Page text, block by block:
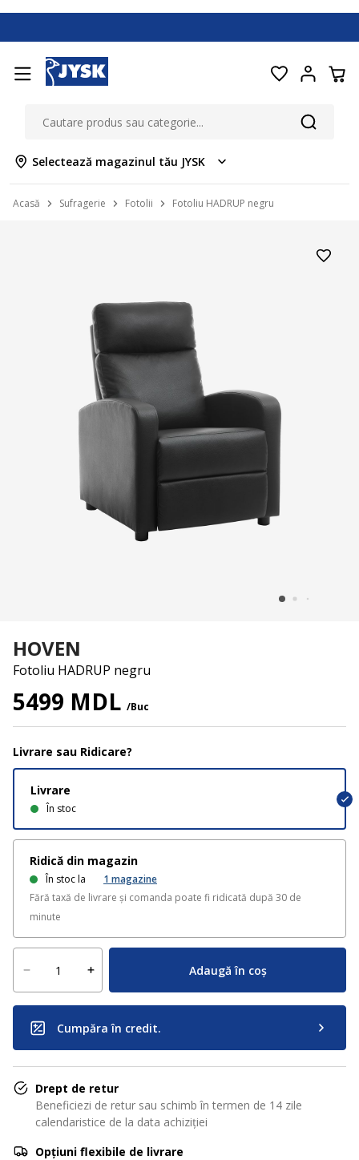
Selectează magazinul tău JYSK
Acasă Sufragerie Fotolii Fotoliu HADRUP negru
HOVEN
Fotoliu HADRUP negru
5499 MDL /Buc
Livrare sau Ridicare?
Livrare
În stoc
Ridică din magazin
În stoc la 1 magazine
Fără taxă de livrare și comanda poate fi ridicată după 30 de
minute
Adaugă în coș
Cumpăra în credit.
Drept de retur
Beneficiezi de retur sau schimb în termen de 14 zile
calendaristice de la data achiziției
Opțiuni flexibile de livrare